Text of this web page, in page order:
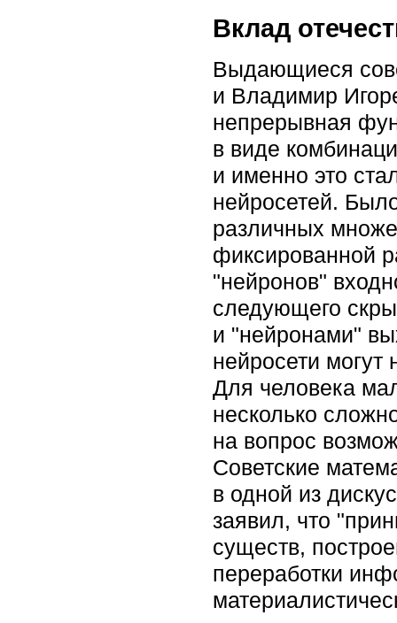
Вклад
Выдающиеся
и Владимир
непрерывная
в виде
и именно это
нейросетей.
различных
фиксированной
"нейронов"
следующего
и "нейронами"
нейросети могут
Для человека
несколько
на вопрос
Советские
в одной из
заявил, что
существ,
переработки